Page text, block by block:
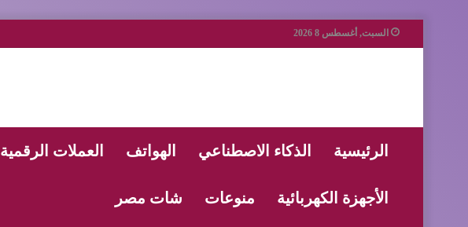
السبت, أغسطس 8 2026
الرئيسية الذكاء الاصطناعي الهواتف العملات الرقمية
الأجهزة الكهربائية منوعات شات مصر